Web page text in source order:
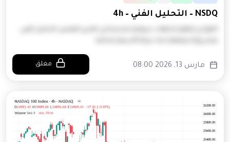
NSDQ – التحليل الفني – 4h
مارس 13, 2026 08:00 مغلق